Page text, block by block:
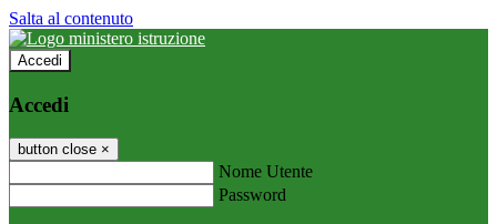
Salta al contenuto
Accedi
Accedi
button close ×
Nome Utente
Password